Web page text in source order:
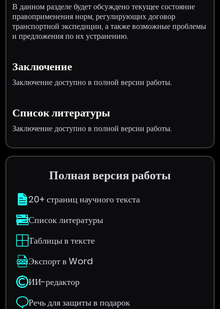
В данном разделе будет обсуждено текущее состояние
правоприменения норм, регулирующих договор
транспортной экспедиции, а также возможные проблемы
и предложения по их устранению.
Заключение
Заключение доступно в полной версии работы.
Список литературы
Заключение доступно в полной версии работы.
Полная версия работы
20+ страниц научного текста
Список литературы
Таблицы в тексте
Экспорт в Word
ИИ-редактор
Речь для защиты в подарок